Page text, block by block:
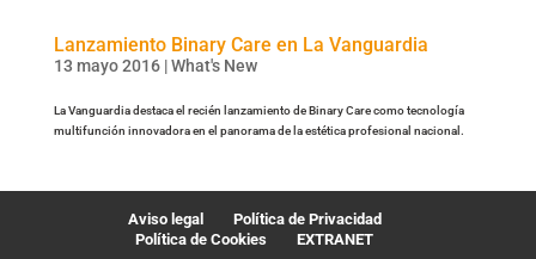
Lanzamiento Binary Care en La Vanguardia
13 mayo 2016|What's New
La Vanguardia destaca el recién lanzamiento de Binary Care como tecnología
multifunción innovadora en el panorama de la estética profesional nacional.
Aviso legal
Política de Privacidad
Política de Cookies
EXTRANET